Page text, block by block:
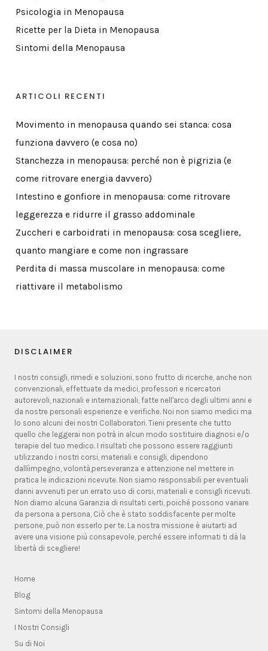
Psicologia in Menopausa
Ricette per la Dieta in Menopausa
Sintomi della Menopausa
ARTICOLI RECENTI
Movimento in menopausa quando sei stanca: cosa
funziona davvero (e cosa no)
Stanchezza in menopausa: perché non è pigrizia (e
come ritrovare energia davvero)
Intestino e gonfiore in menopausa: come ritrovare
leggerezza e ridurre il grasso addominale
Zuccheri e carboidrati in menopausa: cosa scegliere,
quanto mangiare e come non ingrassare
Perdita di massa muscolare in menopausa: come
riattivare il metabolismo
DISCLAIMER
I nostri consigli, rimedi e soluzioni, sono frutto di ricerche, anche non
convenzionali, effettuate da medici, professori e ricercatori
autorevoli, nazionali e internazionali, fatte nell'arco degli ultimi anni e
da nostre personali esperienze e verifiche. Noi non siamo medici ma
lo sono alcuni dei nostri Collaboratori. Tieni presente che tutto
quello che leggerai non potrà in alcun modo sostituire diagnosi e/o
terapie del tuo medico. I risultati che possono essere raggiunti
utilizzando i nostri corsi, materiali e consigli, dipendono
dallíimpegno, volontà,perseveranza e attenzione nel mettere in
pratica le indicazioni ricevute. Non siamo responsabili per eventuali
danni avvenuti per un errato uso di corsi, materiali e consigli ricevuti.
Non diamo alcuna Garanzia di risultati certi, poiché possono variare
da persona a persona, Ciò che è stato soddisfacente per molte
persone, può non esserlo per te. La nostra missione è aiutarti ad
avere una visione più consapevole, perché essere informati ti dà la
libertà di scegliere!
Home
Blog
Sintomi della Menopausa
I Nostri Consigli
Su di Noi